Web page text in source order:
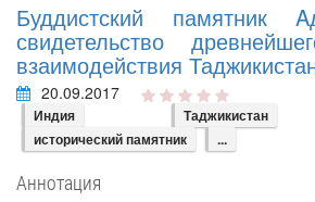
Буддистский памятник
свидетельство
взаимодействия
20.09.2017
Индия Таджикистан
исторический памятник
...
Аннотация